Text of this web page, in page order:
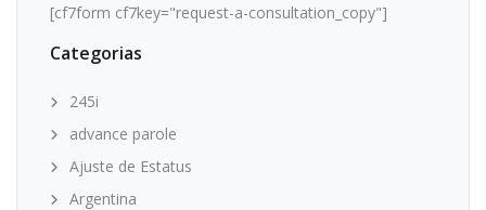
[cf7form cf7key="request-a-consultation_copy"]
Categorias
245i
advance parole
Ajuste de Estatus
Argentina